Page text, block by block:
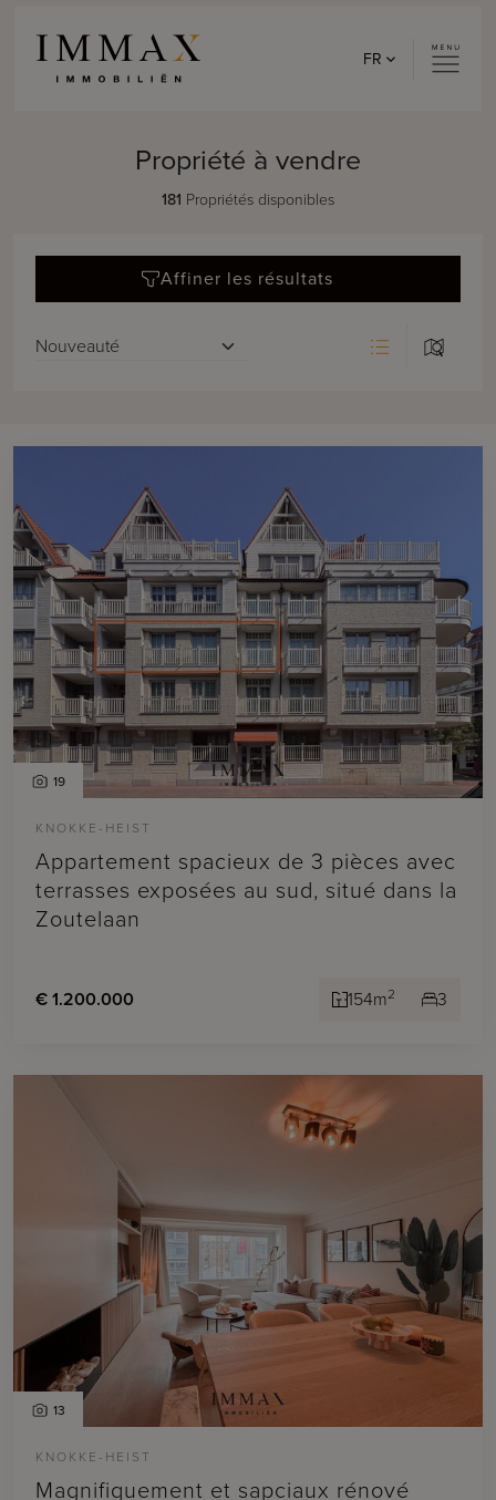
FR
Propriété à vendre
181 Propriétés disponibles
Affiner les résultats
19
KNOKKE-HEIST
Appartement spacieux de 3 pièces avec
terrasses exposées au sud, situé dans la
Zoutelaan
€ 1.200.000 154m2 3
13
KNOKKE-HEIST
Magnifiquement et sapciaux rénové